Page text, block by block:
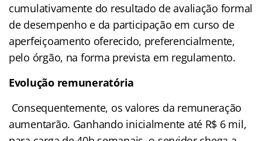
cumulativamente do resultado de avaliação formal
de desempenho e da participação em curso de
aperfeiçoamento oferecido, preferencialmente,
pelo órgão, na forma prevista em regulamento.
Evolução remuneratória
Consequentemente, os valores da remuneração
aumentarão. Ganhando inicialmente até R$ 6 mil,